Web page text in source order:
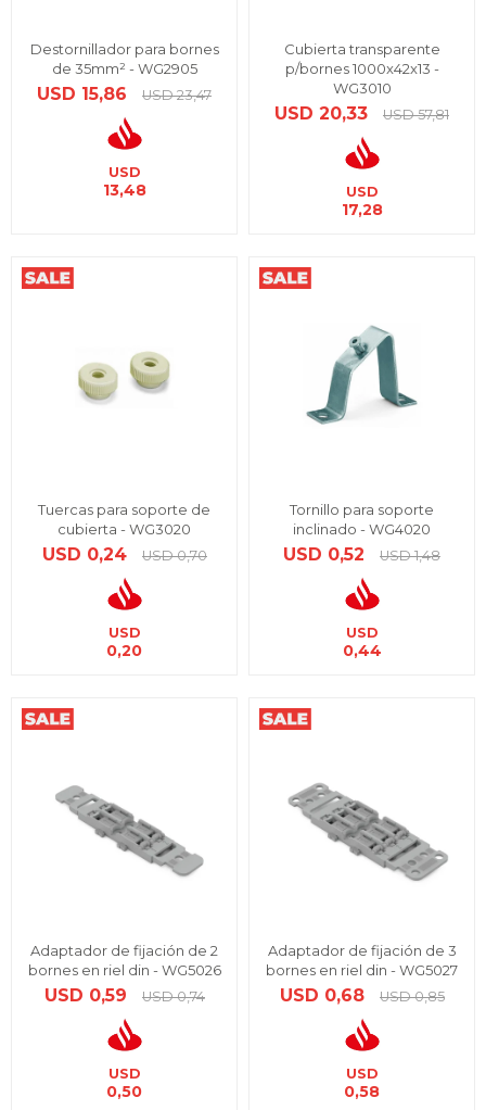
Destornillador para bornes
de 35mm² - WG2905
USD 15,86 USD 23,47
USD
13,48
Cubierta transparente
p/bornes 1000x42x13 -
WG3010
USD 20,33 USD 57,81
USD
17,28
Tuercas para soporte de
cubierta - WG3020
USD 0,24 USD 0,70
USD
0,20
Tornillo para soporte
inclinado - WG4020
USD 0,52 USD 1,48
USD
0,44
Adaptador de fijación de 2
bornes en riel din - WG5026
USD 0,59 USD 0,74
USD
0,50
Adaptador de fijación de 3
bornes en riel din - WG5027
USD 0,68 USD 0,85
USD
0,58